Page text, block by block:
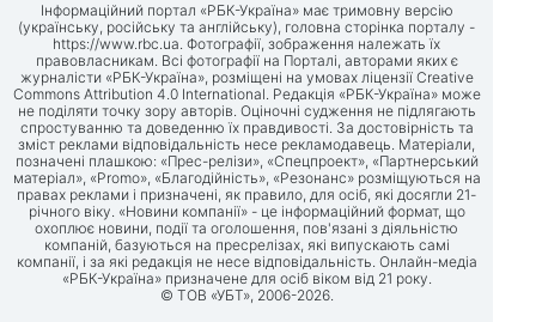
Інформаційний портал «РБК-Україна» має тримовну версію
(українську, російську та англійську), головна сторінка порталу -
https://www.rbc.ua. Фотографії, зображення належать їх
правовласникам. Всі фотографії на Порталі, авторами яких є
журналісти «РБК-Україна», розміщені на умовах ліцензії Creative
Commons Attribution 4.0 International. Редакція «РБК-Україна» може
не поділяти точку зору авторів. Оціночні судження не підлягають
спростуванню та доведенню їх правдивості. За достовірність та
зміст реклами відповідальність несе рекламодавець. Матеріали,
позначені плашкою: «Прес-релізи», «Спецпроект», «Партнерський
матеріал», «Promo», «Благодійність», «Резонанс» розміщуються на
правах реклами і призначені, як правило, для осіб, які досягли 21-
річного віку. «Новини компанії» - це інформаційний формат, що
охоплює новини, події та оголошення, пов'язані з діяльністю
компаній, базуються на пресрелізах, які випускають самі
компанії, і за які редакція не несе відповідальність. Онлайн-медіа
«РБК-Україна» призначене для осіб віком від 21 року.
© ТОВ «УБТ», 2006-2026.